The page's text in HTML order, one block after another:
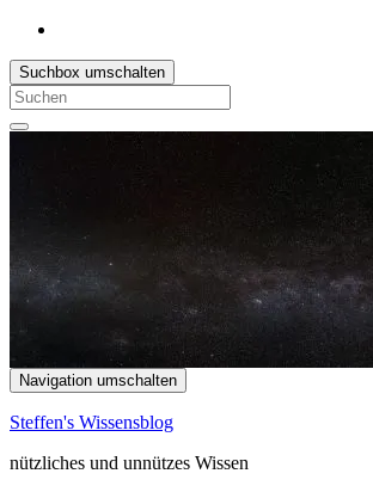
Suchbox umschalten
Search
for:
Navigation umschalten
Steffen's Wissensblog
nützliches und unnützes Wissen